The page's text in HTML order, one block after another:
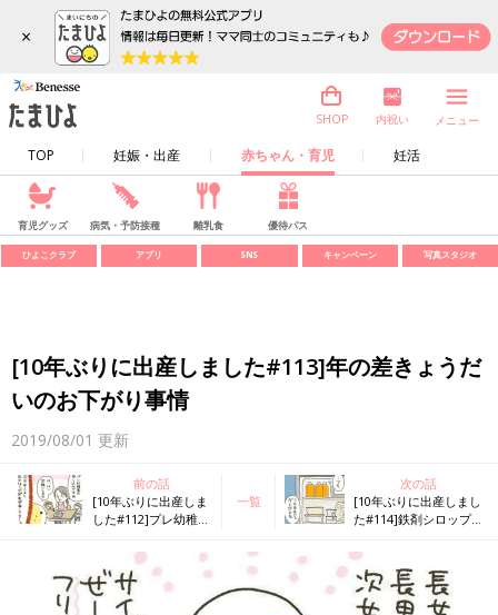
×
TOP 妊娠・出産 赤ちゃん・育児 妊活
SHOP 内祝い メニュー
育児グッズ 病気・予防接種 離乳食 優待パス
ひよこクラブ アプリ SNS キャンペーン 写真スタジオ
[10年ぶりに出産しました#113]年の差きょうだ
いのお下がり事情
2019/08/01 更新
前の話
[10年ぶりに出産しま
した#112]プレ幼稚園
一覧
次の話
[10年ぶりに出産しまし
た#114]鉄剤シロップ